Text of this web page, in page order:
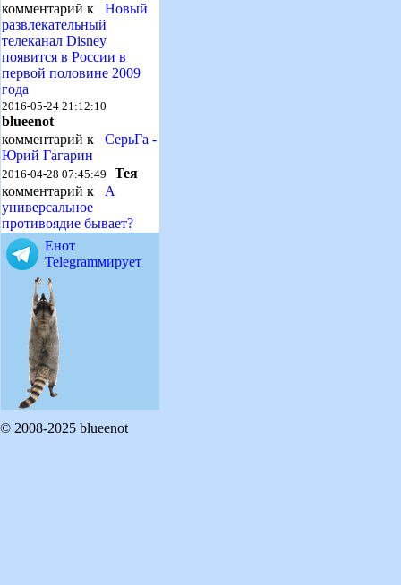
комментарий к Новый
развлекательный
телеканал Disney
появится в России в
первой половине 2009
года
2016-05-24 21:12:10
blueenot
комментарий к СерьГа -
Юрий Гагарин
2016-04-28 07:45:49 Тея
комментарий к А
универсальное
противоядие бывает?
Енот
Telegramмирует
© 2008-2025 blueenot